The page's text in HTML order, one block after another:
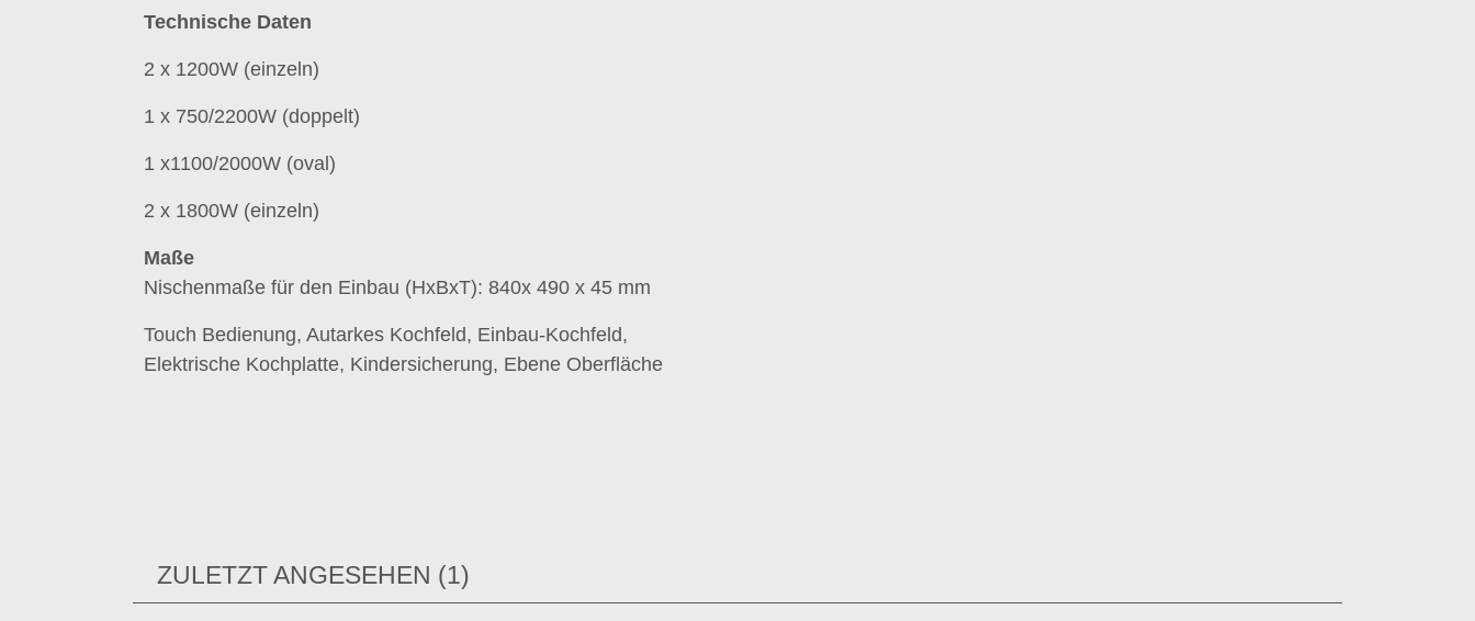
Technische Daten
2 x 1200W (einzeln)
1 x 750/2200W (doppelt)
1 x1100/2000W (oval)
2 x 1800W (einzeln)
Maße
Nischenmaße für den Einbau (HxBxT): 840x 490 x 45 mm
Touch Bedienung, Autarkes Kochfeld, Einbau-Kochfeld,
Elektrische Kochplatte, Kindersicherung, Ebene Oberfläche
ZULETZT ANGESEHEN 1